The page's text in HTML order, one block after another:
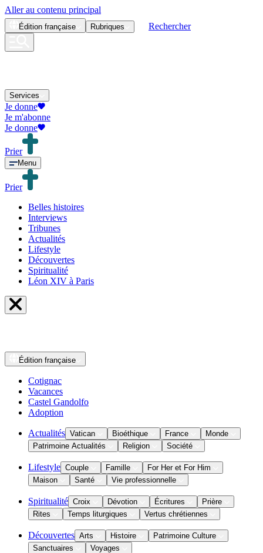
Aller au contenu principal
Édition française Rubriques Rechercher
Services
Je donne
Je m'abonne
Je donne
Prier
Menu
Prier
Belles histoires
Interviews
Tribunes
Actualités
Lifestyle
Découvertes
Spiritualité
Léon XIV à Paris
Édition française
Cotignac
Vacances
Castel Gandolfo
Adoption
Actualités Vatican Bioéthique France
Monde
Patrimoine Actualités
Religion Société
Lifestyle Couple Famille
For Her et For Him
Maison
Santé Vie professionnelle
Spiritualité Croix Dévotion Écritures
Prière
Rites
Temps liturgiques Vertus chrétiennes
Découvertes Arts Histoire
Patrimoine Culture
Sanctuaires
Voyages